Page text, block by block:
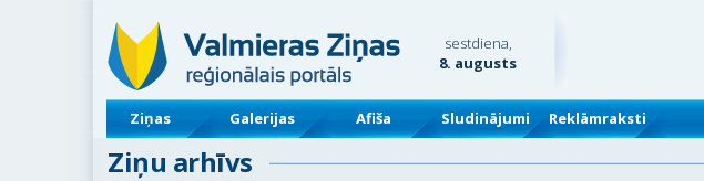
sestdiena,
8. augusts
Ziņas Galerijas Afiša Sludinājumi Reklāmraksti
Ziņu arhīvs